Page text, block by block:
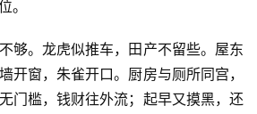
。
够。龙虎似推车，田产不留些。屋东
开窗，朱雀开口。厨房与厕所同宫，
门槛，钱财往外流；起早又摸黑，还